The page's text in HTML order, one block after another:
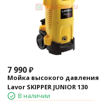
7 990₽
Мойка высокого давления
Lavor SKIPPER JUNIOR 130
В наличии